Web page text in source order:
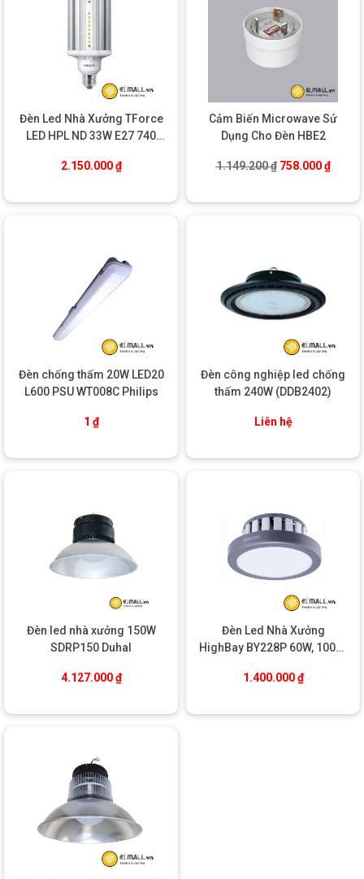
Đèn Led Nhà Xưởng TForce
LED HPL ND 33W E27 740
2.150.000₫
Cảm Biến Microwave Sử
Dụng Cho Đèn HBE2
1.149.200₫ Giá gốc là:
758.000₫Giá
Đèn chống thấm 20W LED20
L600 PSU WT008C Philips
1 ₫
Đèn công nghiệp led chống
thấm 240W (DDB2402)
Liên hệ
Đèn led nhà xưởng 150W
SDRP150 Duhal
4.127.000₫
Đèn Led Nhà Xưởng
HighBay BY228P 60W, 100W,
1.400.000₫